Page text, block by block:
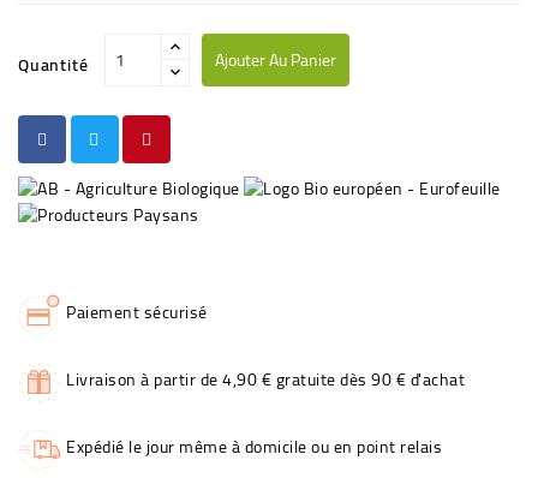
Quantité Ajouter Au Panier
Paiement sécurisé
Livraison à partir de 4,90 € gratuite dès 90 € d'achat
Expédié le jour même à domicile ou en point relais